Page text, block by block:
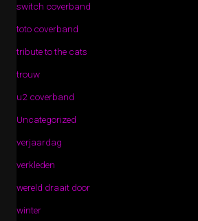
switch coverband
toto coverband
tribute to the cats
trouw
u2 coverband
Uncategorized
verjaardag
verkleden
wereld draait door
winter